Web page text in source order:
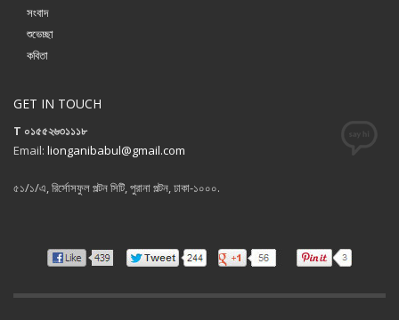
সংবাদ
শুভেচ্ছা
কবিতা
GET IN TOUCH
T ০১৫৫২৬৩১১১৮
Email: lionganibabul@gmail.com
৫১/১/এ, রির্সোসফুল পল্টন সিটি, পুরানা পল্টন, ঢাকা-১০০০.